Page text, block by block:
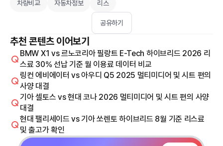
차량비교 자동차정보 리스
공유하기
추천 콘텐츠 이어보기
BMW X1 vs 르노코리아 필랑트 E-Tech 하이브리드 2026 리
스료 30% 선납 기준 월 이용료 데이터 비교
링컨 에비에이터 vs 아우디 Q5 2025 멀티미디어 및 시트 편의
사양 대결
기아 셀토스 vs 현대 코나 2026 멀티미디어 및 시트 편의 사양
대결
현대 팰리세이드 vs 기아 쏘렌토 하이브리드 8월 기준 리스료
및 출고가 확인